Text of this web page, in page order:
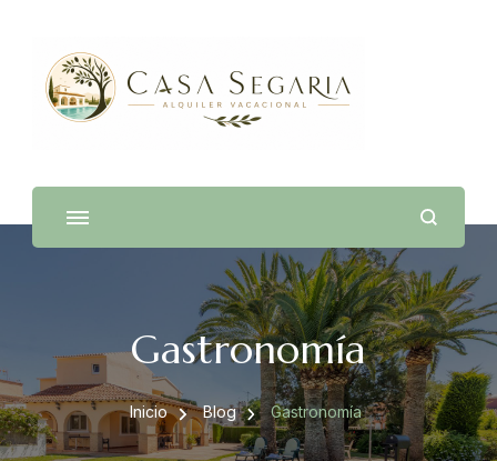
Casa Segaria
Alquiler Vacacional en Dénia con Piscina Privada
Gastronomía
Inicio Blog Gastronomía